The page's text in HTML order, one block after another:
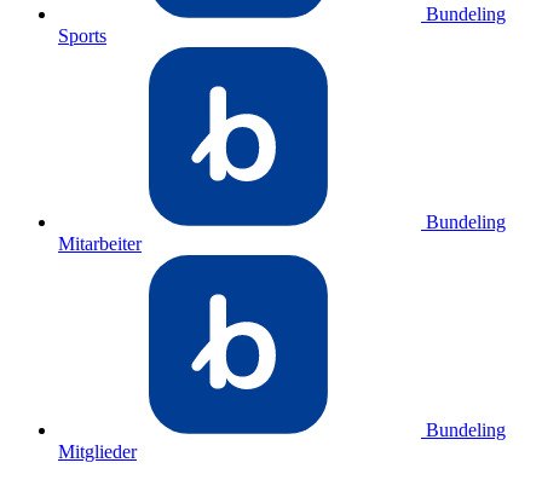
Bundeling
Sports
Bundeling
Mitarbeiter
Bundeling
Mitglieder